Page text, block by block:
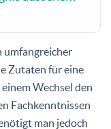
umfangreicher
Zutaten für eine
Wechsel den
Fachkenntnissen
man jedoch